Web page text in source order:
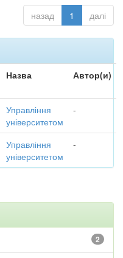
назад 1 далі
Назва Автор(и)
Управління
університетом
-
Управління
університетом
-
2